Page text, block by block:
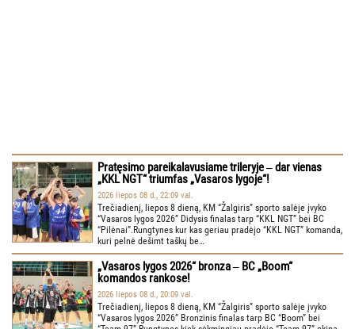
Pratęsimo pareikalavusiame trileryje ‒ dar vienas
„KKL NGT“ triumfas „Vasaros lygoje“!
2026 liepos 08 d., 22:09 val.
Trečiadienį, liepos 8 dieną, KM “Žalgiris” sporto salėje įvyko
“Vasaros lygos 2026” Didysis finalas tarp “KKL NGT” bei BC
“Pilėnai”.Rungtynes kur kas geriau pradėjo “KKL NGT” komanda,
kuri pelnė dešimt taškų be…
„Vasaros lygos 2026“ bronza ‒ BC „Boom“
komandos rankose!
2026 liepos 08 d., 20:09 val.
Trečiadienį, liepos 8 dieną, KM “Žalgiris” sporto salėje įvyko
“Vasaros lygos 2026” Bronzinis finalas tarp BC “Boom” bei